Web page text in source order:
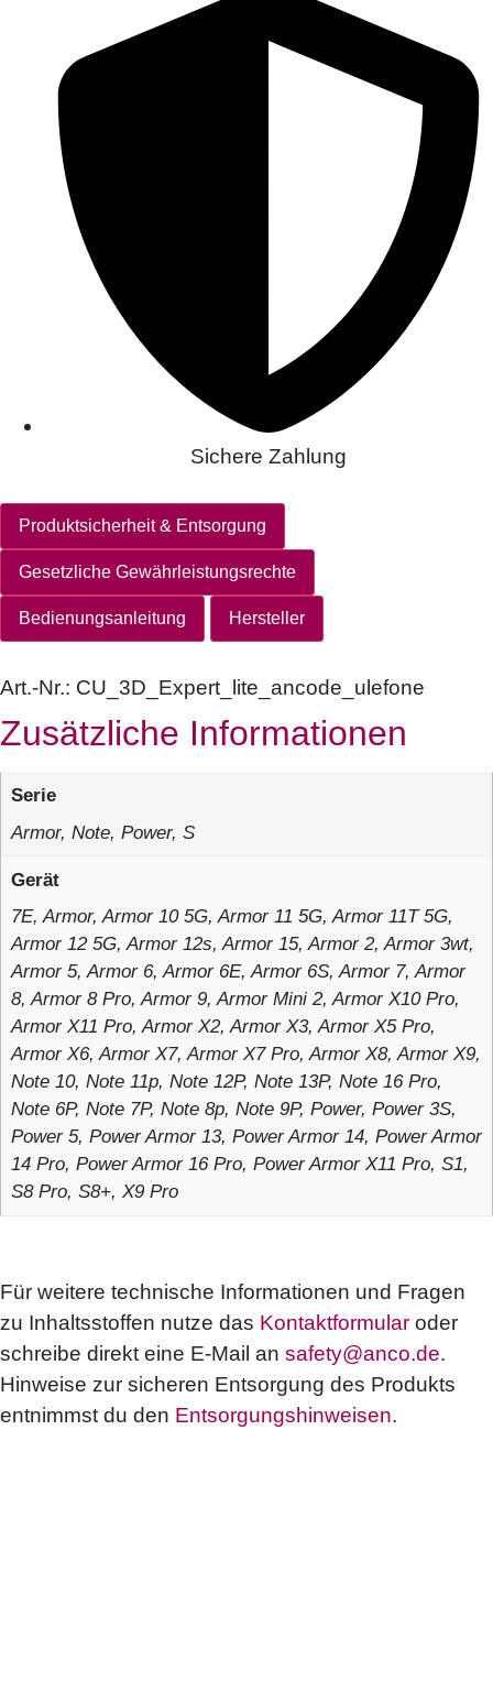
Sichere Zahlung
Produktsicherheit & Entsorgung
Gesetzliche Gewährleistungsrechte
Bedienungsanleitung Hersteller
Art.-Nr.: CU_3D_Expert_lite_ancode_ulefone
Zusätzliche Informationen
Serie
Armor, Note, Power, S
Gerät
7E, Armor, Armor 10 5G, Armor 11 5G, Armor 11T 5G,
Armor 12 5G, Armor 12s, Armor 15, Armor 2, Armor 3wt,
Armor 5, Armor 6, Armor 6E, Armor 6S, Armor 7, Armor
8, Armor 8 Pro, Armor 9, Armor Mini 2, Armor X10 Pro,
Armor X11 Pro, Armor X2, Armor X3, Armor X5 Pro,
Armor X6, Armor X7, Armor X7 Pro, Armor X8, Armor X9,
Note 10, Note 11p, Note 12P, Note 13P, Note 16 Pro,
Note 6P, Note 7P, Note 8p, Note 9P, Power, Power 3S,
Power 5, Power Armor 13, Power Armor 14, Power Armor
14 Pro, Power Armor 16 Pro, Power Armor X11 Pro, S1,
S8 Pro, S8+, X9 Pro
Für weitere technische Informationen und Fragen
zu Inhaltsstoffen nutze das Kontaktformular oder
schreibe direkt eine E-Mail an safety@anco.de.
Hinweise zur sicheren Entsorgung des Produkts
entnimmst du den Entsorgungshinweisen.